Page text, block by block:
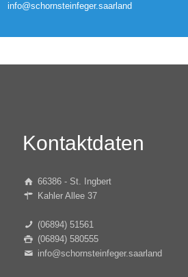
info@schornsteinfeger.saarland
Kontaktdaten
66386 - St. Ingbert
Kahler Allee 37
(06894) 51561
(06894) 580555
info@schornsteinfeger.saarland